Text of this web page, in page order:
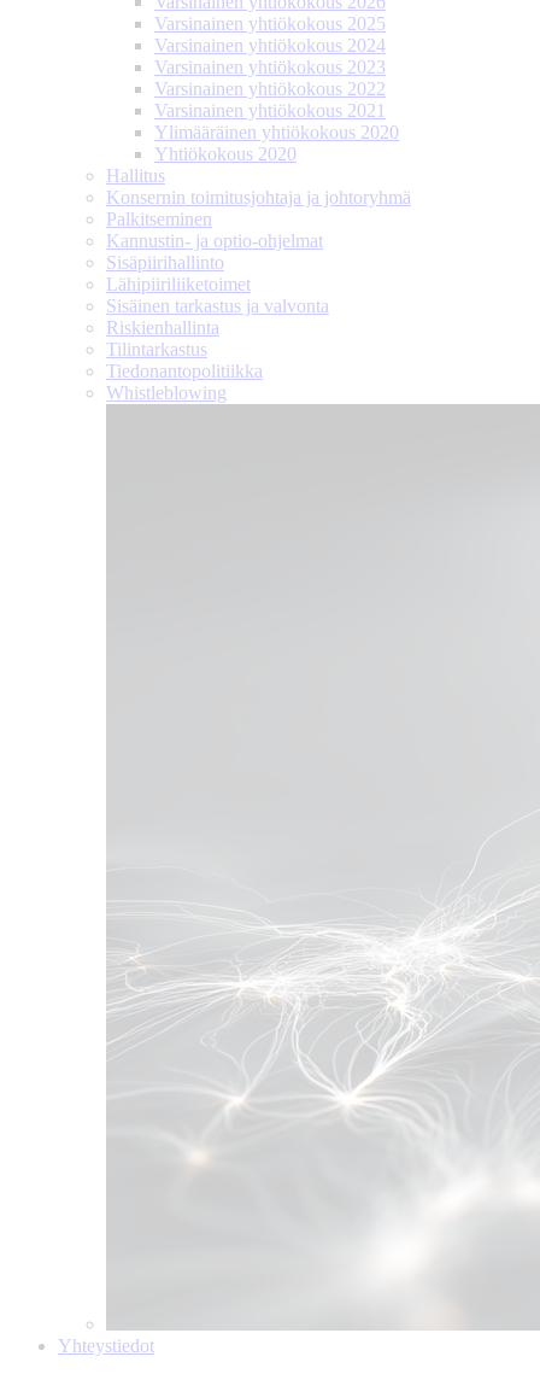
Varsinainen yhtiökokous 2025
Varsinainen yhtiökokous 2024
Varsinainen yhtiökokous 2023
Varsinainen yhtiökokous 2022
Varsinainen yhtiökokous 2021
Ylimääräinen yhtiökokous 2020
Yhtiökokous 2020
Hallitus
Konsernin toimitusjohtaja ja johtoryhmä
Palkitseminen
Kannustin- ja optio-ohjelmat
Sisäpiirihallinto
Lähipiiri­liiketoimet
Sisäinen tarkastus ja valvonta
Riskienhallinta
Tilintarkastus
Tiedonanto­politiikka
Whistleblowing
Yhteystiedot